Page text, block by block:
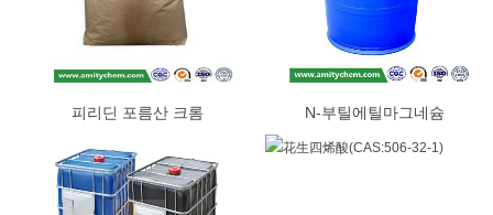
피리딘 포름산 크롬
N-부틸에틸마그네슘
(CAS:62202-86-2)